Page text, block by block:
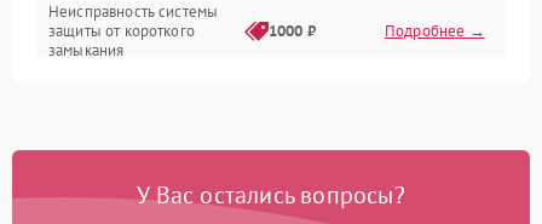
Неисправность системы
защиты от короткого
замыкания
1000 ₽ Подробнее →
Неисправность системы
1000 ₽ Подробнее →
У Вас остались вопросы?